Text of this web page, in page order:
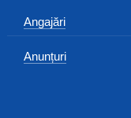
Angajări
Anunțuri